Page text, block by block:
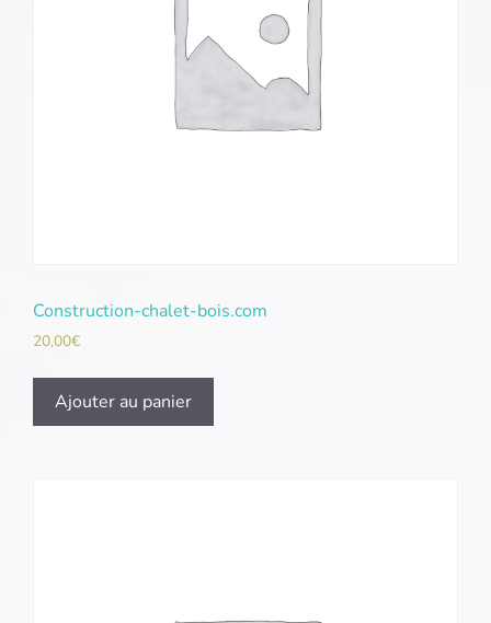
Construction-chalet-bois.com
20,00€
Ajouter au panier